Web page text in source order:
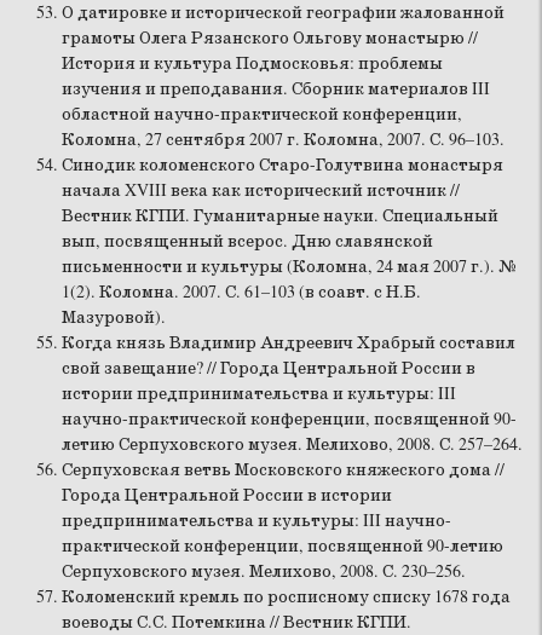
О датировке и исторической географии жалованной
грамоты Олега Рязанского Ольгову монастырю //
История и культура Подмосковья: проблемы
изучения и преподавания. Сборник материалов III
областной научно-практической конференции,
Коломна, 27 сентября 2007 г. Коломна, 2007. С. 96–103.
Синодик коломенского Старо-Голутвина монастыря
начала XVIII века как исторический источник //
Вестник КГПИ. Гуманитарные науки. Специальный
вып, посвященный всерос. Дню славянской
письменности и культуры (Коломна, 24 мая 2007 г.). №
1(2). Коломна. 2007. С. 61–103 (в соавт. с Н.Б.
Мазуровой).
Когда князь Владимир Андреевич Храбрый составил
свой завещание? // Города Центральной России в
истории предпринимательства и культуры: III
научно-практической конференции, посвященной 90-
летию Серпуховского музея. Мелихово, 2008. С. 257–264.
Серпуховская ветвь Московского княжеского дома //
Города Центральной России в истории
предпринимательства и культуры: III научно-
практической конференции, посвященной 90-летию
Серпуховского музея. Мелихово, 2008. С. 230–256.
Коломенский кремль по росписному списку 1678 года
воеводы С.С. Потемкина // Вестник КГПИ.